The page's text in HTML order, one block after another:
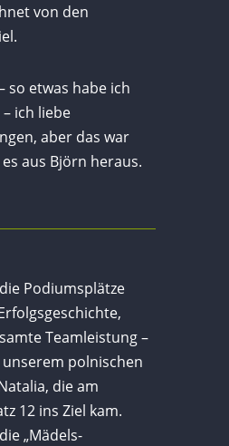
von den
so etwas habe ich
ich liebe
aber das war
aus Björn heraus.
Podiumsplätze
Teamleistung –
polnischen
die am
12 ins Ziel kam.
„Mädels-